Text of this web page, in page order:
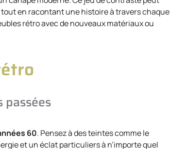
en racontant une histoire à travers chaque
rétro avec de nouveaux matériaux ou
60. Pensez à des teintes comme le
et un éclat particuliers à n’importe quel